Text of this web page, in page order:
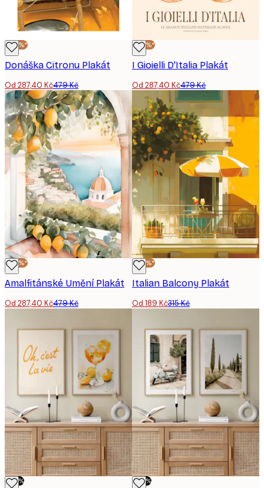
-40%*
Donáška Citronu Plakát
Od 287,40 Kč479 Kč
-40%*
I Gioielli D'Italia Plakát
Od 287,40 Kč479 Kč
-40%*
Amalfitánské Umění Plakát
Od 287,40 Kč479 Kč
-40%*
Italian Balcony Plakát
Od 189 Kč315 Kč
-50% -50%